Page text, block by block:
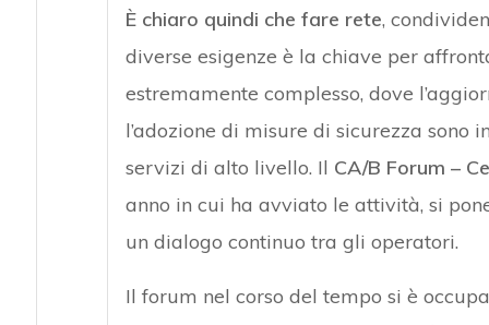
È chiaro quindi che fare rete,
diverse esigenze è la chiave per
estremamente complesso, dove
l’adozione di misure di sicurezza sono
servizi di alto livello. Il CA/B Forum –
anno in cui ha avviato le attività, si
un dialogo continuo tra gli operatori.
Il forum nel corso del tempo si è